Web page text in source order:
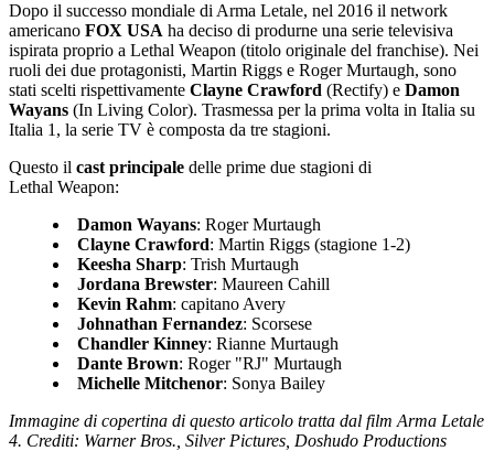
Dopo il successo mondiale di Arma Letale, nel 2016 il network
americano FOX USA ha deciso di produrne una serie televisiva
ispirata proprio a Lethal Weapon (titolo originale del franchise). Nei
ruoli dei due protagonisti, Martin Riggs e Roger Murtaugh, sono
stati scelti rispettivamente Clayne Crawford (Rectify) e Damon
Wayans (In Living Color). Trasmessa per la prima volta in Italia su
Italia 1, la serie TV è composta da tre stagioni.
Questo il cast principale delle prime due stagioni di
Lethal Weapon:
Damon Wayans: Roger Murtaugh
Clayne Crawford: Martin Riggs (stagione 1-2)
Keesha Sharp: Trish Murtaugh
Jordana Brewster: Maureen Cahill
Kevin Rahm: capitano Avery
Johnathan Fernandez: Scorsese
Chandler Kinney: Rianne Murtaugh
Dante Brown: Roger "RJ" Murtaugh
Michelle Mitchenor: Sonya Bailey
Immagine di copertina di questo articolo tratta dal film Arma Letale
4. Crediti: Warner Bros., Silver Pictures, Doshudo Productions